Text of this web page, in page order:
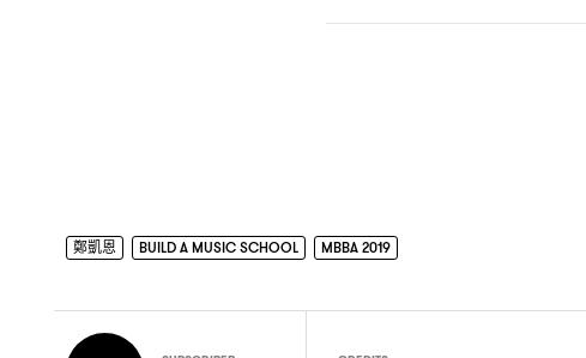
鄭凱恩 BUILD A MUSIC SCHOOL MBBA 2019